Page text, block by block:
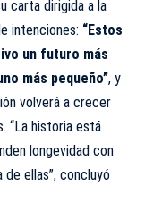
carta dirigida a la
intenciones: “Estos
un futuro más
más pequeño”, y
volverá a crecer
“La historia está
longevidad con
de ellas”, concluyó